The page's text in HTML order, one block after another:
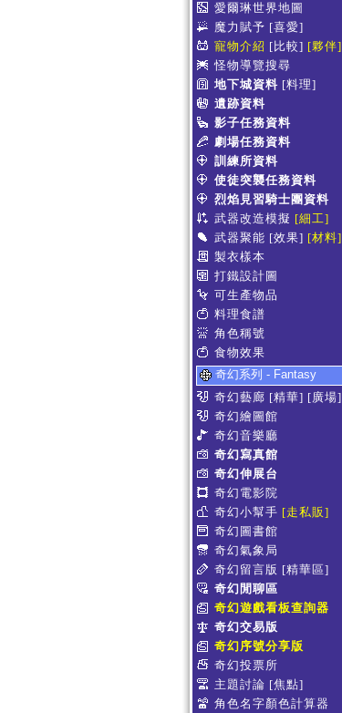
愛爾琳世界地圖
魔力賦予 [喜愛]
寵物介紹 [比較] [夥伴]
怪物導覽搜尋
地下城資料 [料理]
遺跡資料
影子任務資料
劇場任務資料
訓練所資料
使徒突襲任務資料
烈焰見習騎士團資料
武器改造模擬 [細工]
武器聚能 [效果] [材料]
製衣樣本
打鐵設計圖
可生產物品
料理食譜
角色稱號
食物效果
奇幻系列 - Fantasy
奇幻藝廊 [精華] [廣場]
奇幻繪圖館
奇幻音樂廳
奇幻寫真館
奇幻伸展台
奇幻電影院
奇幻小幫手 [走私販]
奇幻圖書館
奇幻氣象局
奇幻留言版 [精華區]
奇幻閒聊區
奇幻遊戲看板查詢器
奇幻交易版
奇幻序號分享版
奇幻投票所
主題討論 [焦點]
角色名字顏色計算器